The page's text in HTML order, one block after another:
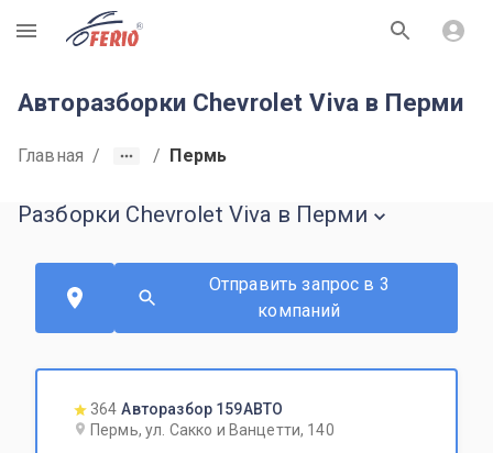
R
Авторазборки Chevrolet Viva в Перми
Главная / / Пермь
Разборки Chevrolet Viva в Перми
Отправить запрос в 3
компаний
364 Авторазбор 159АВТО
Пермь, ул. Сакко и Ванцетти, 140